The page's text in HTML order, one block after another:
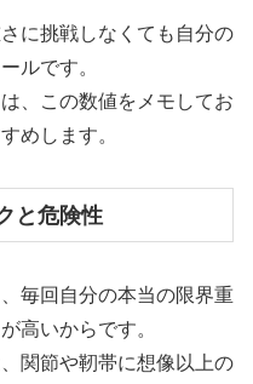
に挑戦しなくても自分の
ルです。
、この数値をメモしてお
めします。
と危険性
毎回自分の本当の限界重
高いからです。
関節や靭帯に想像以上の